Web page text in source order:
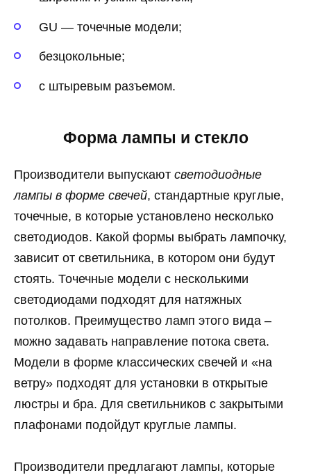
GU — точечные модели;
безцокольные;
с штыревым разъемом.
Форма лампы и стекло
Производители выпускают светодиодные
лампы в форме свечей, стандартные круглые,
точечные, в которые установлено несколько
светодиодов. Какой формы выбрать лампочку,
зависит от светильника, в котором они будут
стоять. Точечные модели с несколькими
светодиодами подходят для натяжных
потолков. Преимущество ламп этого вида –
можно задавать направление потока света.
Модели в форме классических свечей и «на
ветру» подходят для установки в открытые
люстры и бра. Для светильников с закрытыми
плафонами подойдут круглые лампы.
Производители предлагают лампы, которые